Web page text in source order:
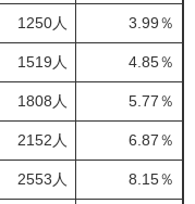
1250人 3.99％
1519人 4.85％
1808人 5.77％
2152人 6.87％
2553人 8.15％